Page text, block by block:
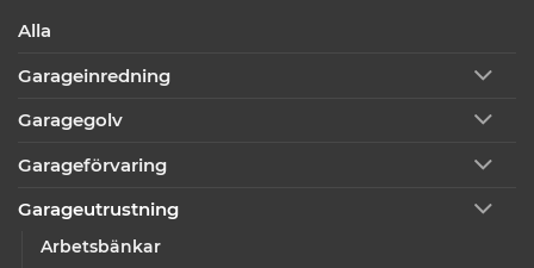
Alla
Garageinredning
Garagegolv
Garageförvaring
Garageutrustning
Arbetsbänkar